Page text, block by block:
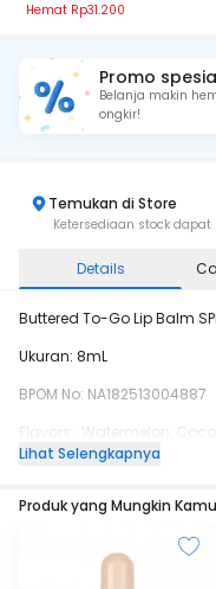
Hemat Rp31.200
Promo
Belanja makin
ongkir!
Temukan di Store
Ketersediaan stock
Details
Buttered To-Go Lip Balm
Ukuran: 8mL
BPOM No: NA182513004887
Flavors : Watermelon,
Bubble Gum
Buttered To-Go Lip Balm
praktis untuk kamu yang
Lihat Selengkapnya
Produk yang Mungkin